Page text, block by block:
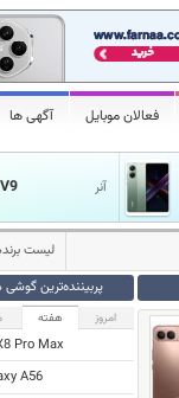
فعالان موبایل آگهی ها
آنر
لیست
پر‌بیننده‌ترین
امروز هفته
Pro Max
A56